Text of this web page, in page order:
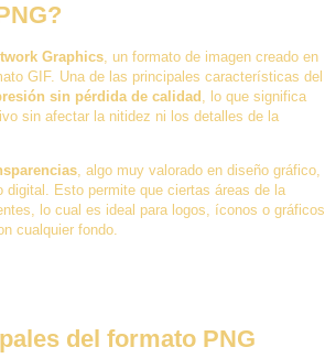
Graphics , un formato de imagen creado en
GIF. Una de las principales características del
sin pérdida de calidad , lo que significa
sin afectar la nitidez ni los detalles de la
, algo muy valorado en diseño gráfico,
digital. Esto permite que ciertas áreas de la
lo cual es ideal para logos, íconos o gráficos
cualquier fondo.
del formato PNG